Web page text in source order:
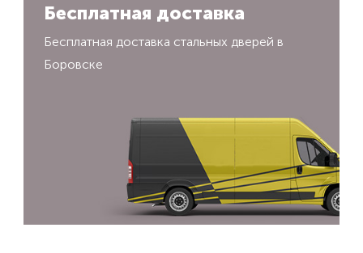
Бесплатная доставка
Бесплатная доставка стальных дверей в
Боровске